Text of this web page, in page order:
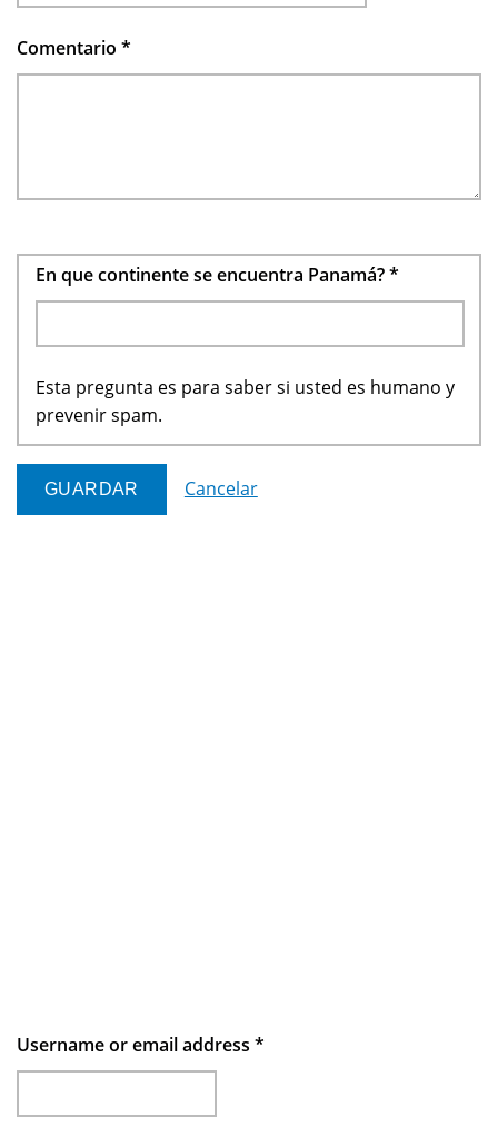
Comentario *
En que continente se encuentra Panamá?*
Esta pregunta es para saber si usted es humano y
prevenir spam.
Cancelar
Username or email address *